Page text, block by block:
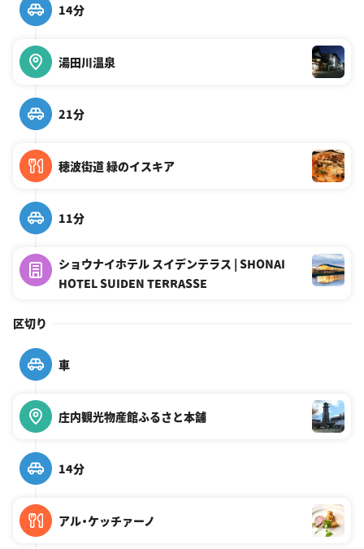
14分
湯田川温泉
21分
穂波街道 緑のイスキア
11分
ショウナイホテル スイデンテラス | SHONAI
HOTEL SUIDEN TERRASSE
区切り
車
庄内観光物産館ふるさと本舗
14分
アル・ケッチァーノ